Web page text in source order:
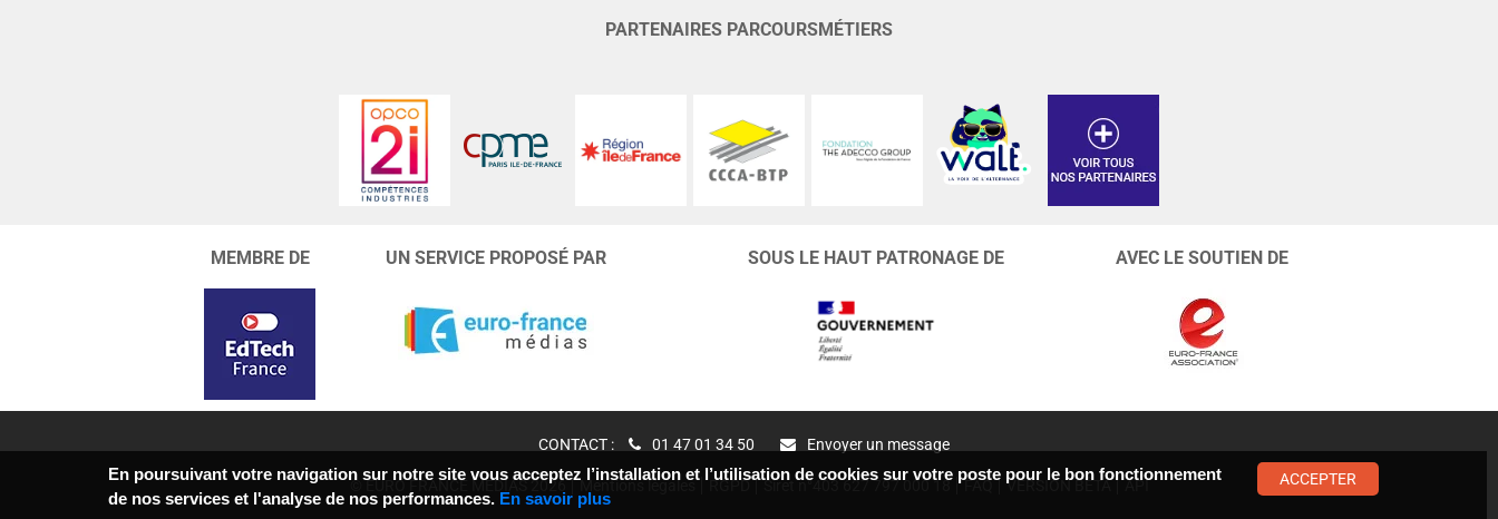
PARTENAIRES PARCOURSMÉTIERS
MEMBRE DE UN SERVICE PROPOSÉ PAR SOUS LE HAUT PATRONAGE DE AVEC LE SOUTIEN DE
CONTACT : 01 47 01 34 50 Envoyer un message
© EURO FRANCE MÉDIAS 2026 Mentions légales RGPD Siret n°403 627 797 000 18 FAQ VERSION BÊTA API
En poursuivant votre navigation sur notre site vous acceptez l’installation et l’utilisation de cookies sur votre poste pour le bon fonctionnement
de nos services et l'analyse de nos performances. En savoir plus
ACCEPTER